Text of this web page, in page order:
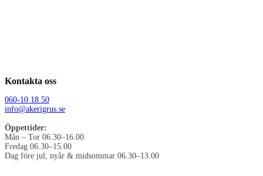
Kontakta oss
060-10 18 50
info@akerigrus.se
Öppettider:
Mån – Tor 06.30–16.00
Fredag 06.30–15.00
Dag före jul, nyår & midsommar 06.30–13.00